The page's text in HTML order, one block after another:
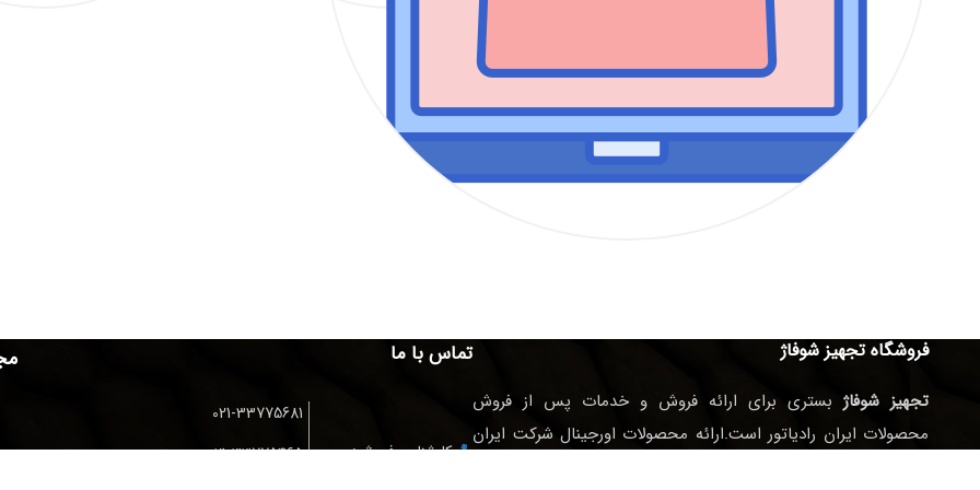
فروشگاه تجهیز شوفاژ
تجهیز شوفاژبستری برای ارائه فروش و خدمات پس از فروش
محصولات ایران رادیاتور است.ارائه محصولات اورجینال شرکت ایران
تماس با ما
021-33775681
021-33775465
کارشناس فروش: